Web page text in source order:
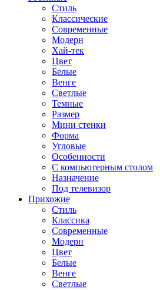
Стиль
Классические
Современные
Модерн
Хай-тек
Цвет
Белые
Венге
Светлые
Темные
Размер
Мини стенки
Форма
Угловые
Особенности
С компьютерным столом
Назначение
Под телевизор
Прихожие
Стиль
Классика
Современные
Модерн
Цвет
Белые
Венге
Светлые